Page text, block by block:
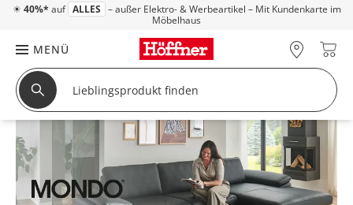
☀ 40%* auf ALLES – außer Elektro- & Werbeartikel – Mit Kundenkarte im
Möbelhaus
MENÜ